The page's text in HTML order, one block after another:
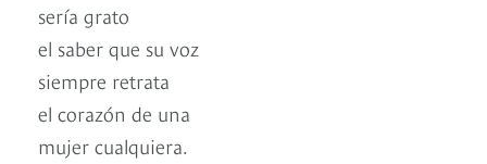
sería grato
el saber que su voz
siempre retrata
el corazón de una
mujer cualquiera.